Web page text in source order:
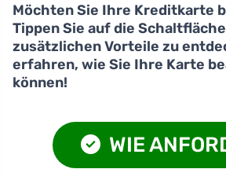
Möchten Sie Ihre Kreditkarte
Tippen Sie auf die
zusätzlichen Vorteile zu
erfahren, wie Sie Ihre Karte
können!
WIE